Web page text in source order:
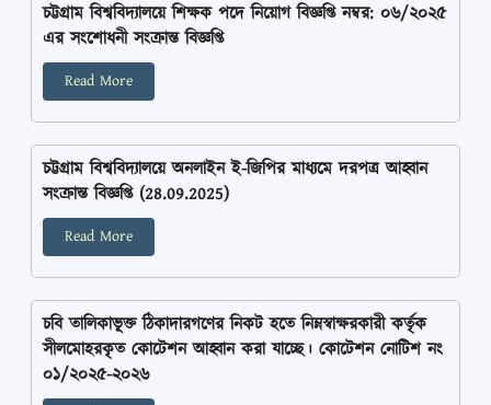
চট্টগ্রাম বিশ্ববিদ্যালয়ে শিক্ষক পদে নিয়োগ বিজ্ঞপ্তি নম্বর: ০৬/২০২৫
এর সংশোধনী সংক্রান্ত বিজ্ঞপ্তি
Read More
চট্টগ্রাম বিশ্ববিদ্যালয়ে অনলাইন ই-জিপির মাধ্যমে দরপত্র আহ্বান
সংক্রান্ত বিজ্ঞপ্তি (28.09.2025)
Read More
চবি তালিকাভূক্ত ঠিকাদারগণের নিকট হতে নিম্নস্বাক্ষরকারী কর্তৃক
সীলমোহরকৃত কোটেশন আহ্বান করা যাচ্ছে। কোটেশন নোটিশ নং
০১/২০২৫-২০২৬